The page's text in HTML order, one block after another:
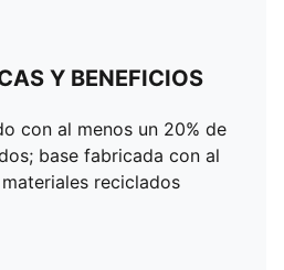
Y BENEFICIOS
con al menos un 20% de
base fabricada con al
reciclados